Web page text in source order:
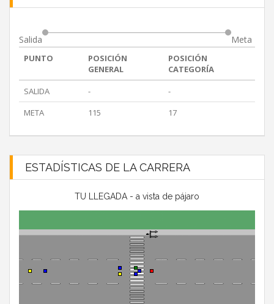
Salida Meta
PUNTO
POSICIÓN
GENERAL
POSICIÓN
CATEGORÍA
SALIDA
-
-
META
115 17
ESTADÍSTICAS DE LA CARRERA
TU LLEGADA - a vista de pájaro